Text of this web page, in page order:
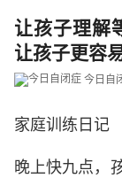
让孩子理解
让孩子更容
今日自
家庭训练日记
晚上快九点，